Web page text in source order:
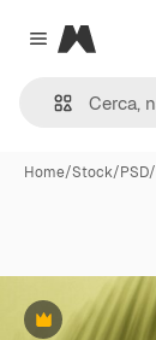
Close menu
Magnific
Home/Stock/PSD/
Premium